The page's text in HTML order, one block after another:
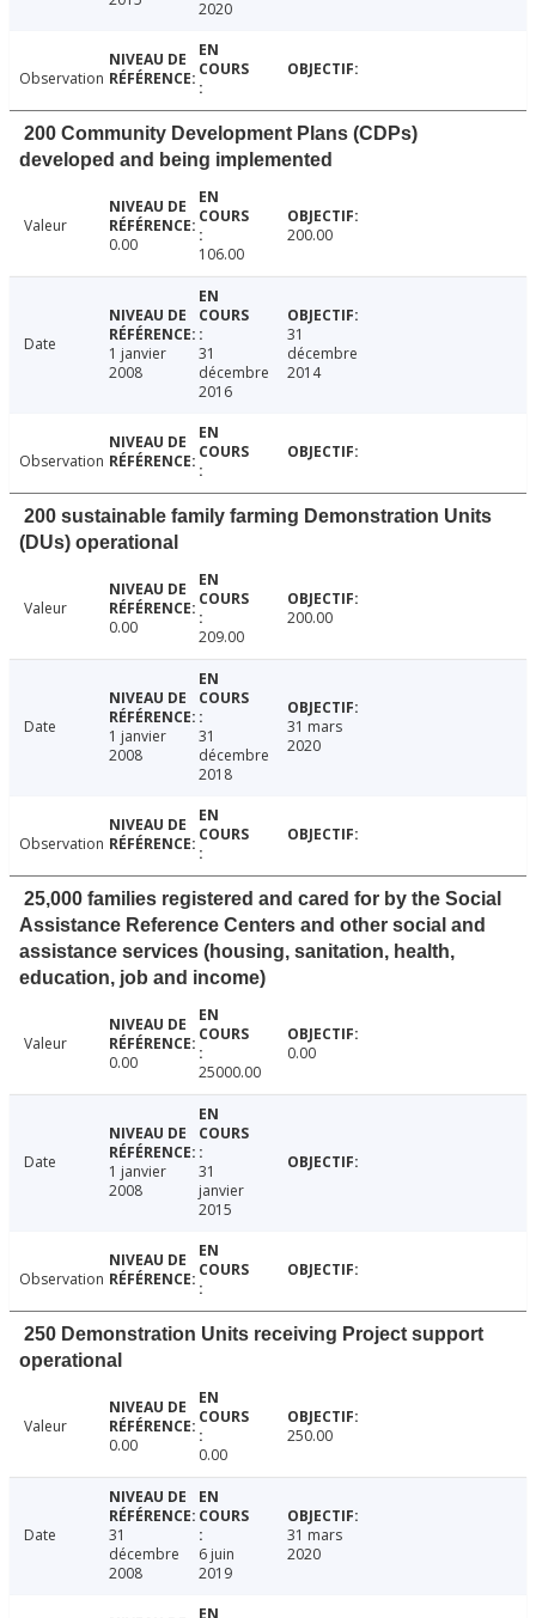
2020
Observation
200 Community Development Plans (CDPs)
developed and being implemented
Valeur
0.00
106.00
200.00
Date
1 janvier
2008
31
décembre
2016
31
décembre
2014
Observation
200 sustainable family farming Demonstration Units
(DUs) operational
Valeur
0.00
209.00
200.00
Date
1 janvier
2008
31
décembre
2018
31 mars
2020
Observation
25,000 families registered and cared for by the Social
Assistance Reference Centers and other social and
assistance services (housing, sanitation, health,
education, job and income)
Valeur
0.00
25000.00
0.00
Date
1 janvier
2008
31
janvier
2015
Observation
250 Demonstration Units receiving Project support
operational
Valeur
0.00
0.00
250.00
Date
31
décembre
2008
6 juin
2019
31 mars
2020